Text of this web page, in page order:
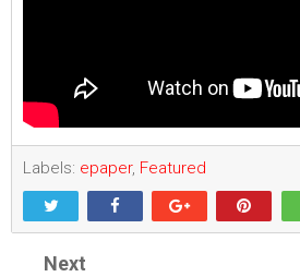
Labels: epaper, Featured
Next